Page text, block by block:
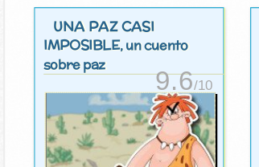
UNA PAZ CASI
IMPOSIBLE, un cuento
sobre paz
9.6/10